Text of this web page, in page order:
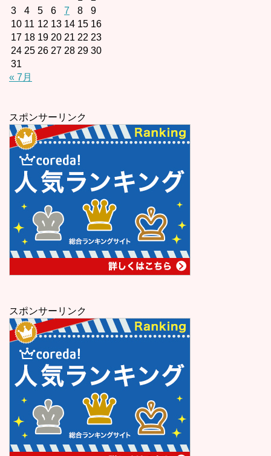
3
4 5 6 7 8
9
10 11 12 13 14 15 16
17 18 19 20 21 22 23
24 25 26 27 28 29 30
31
« 7月
スポンサーリンク
スポンサーリンク